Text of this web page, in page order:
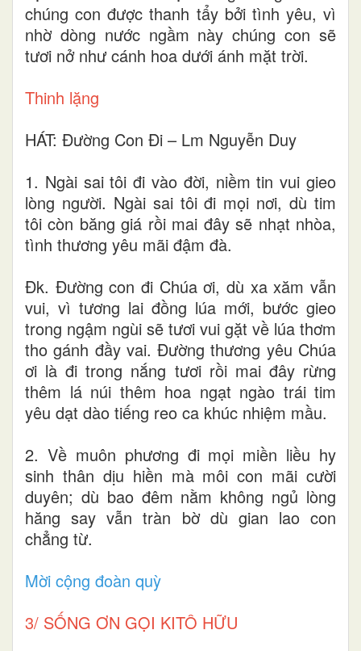
chúng con được thanh tẩy bởi tình yêu, vì
nhờ dòng nước ngầm này chúng con sẽ
tươi nở như cánh hoa dưới ánh mặt trời.
Thinh lặng
HÁT: Đường Con Đi – Lm Nguyễn Duy
1. Ngài sai tôi đi vào đời, niềm tin vui gieo
lòng người. Ngài sai tôi đi mọi nơi, dù tim
tôi còn băng giá rồi mai đây sẽ nhạt nhòa,
tình thương yêu mãi đậm đà.
Đk. Đường con đi Chúa ơi, dù xa xăm vẫn
vui, vì tương lai đồng lúa mới, bước gieo
trong ngậm ngùi sẽ tươi vui gặt về lúa thơm
tho gánh đầy vai. Đường thương yêu Chúa
ơi là đi trong nắng tươi rồi mai đây rừng
thêm lá núi thêm hoa ngạt ngào trái tim
yêu dạt dào tiếng reo ca khúc nhiệm mầu.
2. Về muôn phương đi mọi miền liều hy
sinh thân dịu hiền mà môi con mãi cười
duyên; dù bao đêm nằm không ngủ lòng
hăng say vẫn tràn bờ dù gian lao con
chẳng từ.
Mời cộng đoàn quỳ
3/ SỐNG ƠN GỌI KITÔ HỮU